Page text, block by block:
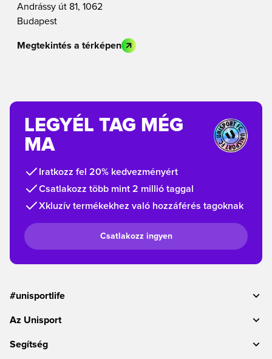
Andrássy út 81, 1062
Budapest
Megtekintés a térképen
LEGYÉL TAG MÉG
MA
Iratkozz fel 20% kedvezményért
Csatlakozz több mint 2 millió taggal
Xkluzív termékekhez való hozzáférés tagoknak
Csatlakozz ingyen
#unisportlife
Az Unisport
Segítség